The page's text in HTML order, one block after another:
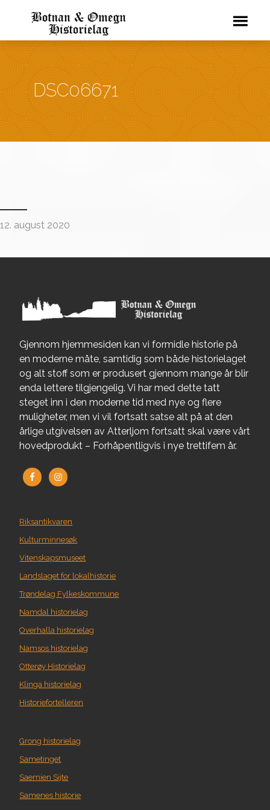
DSC06671
12. august 2020
Gjennom hjemmesiden kan vi formidle historie på
en moderne måte, samtidig som både historielaget
og alt stoff som er produsert gjennom mange år blir
enda lettere tilgjengelig. Vi har med dette tatt
steget inn i den moderne tid med nye og flere
muligheter, men vi vil fortsatt satse alt på at den
årlige utgivelsen av Atterljom fortsatt skal være vårt
hovedprodukt – Forhåpentligvis i nye trettifem år.
Riksantikvaren
Kulturminnesøk
Vitenskapsmuseet
Landslaget for lokalhistorie
Trøndelag Fylkeskommune
Namdal historielag
Overhalla historielag
Namsos historielag
Otterøy Historielag
Klinga historielag
Historiefortelleren
Grong historielag
Sametinget
Saemien Sijte
Samenes historie